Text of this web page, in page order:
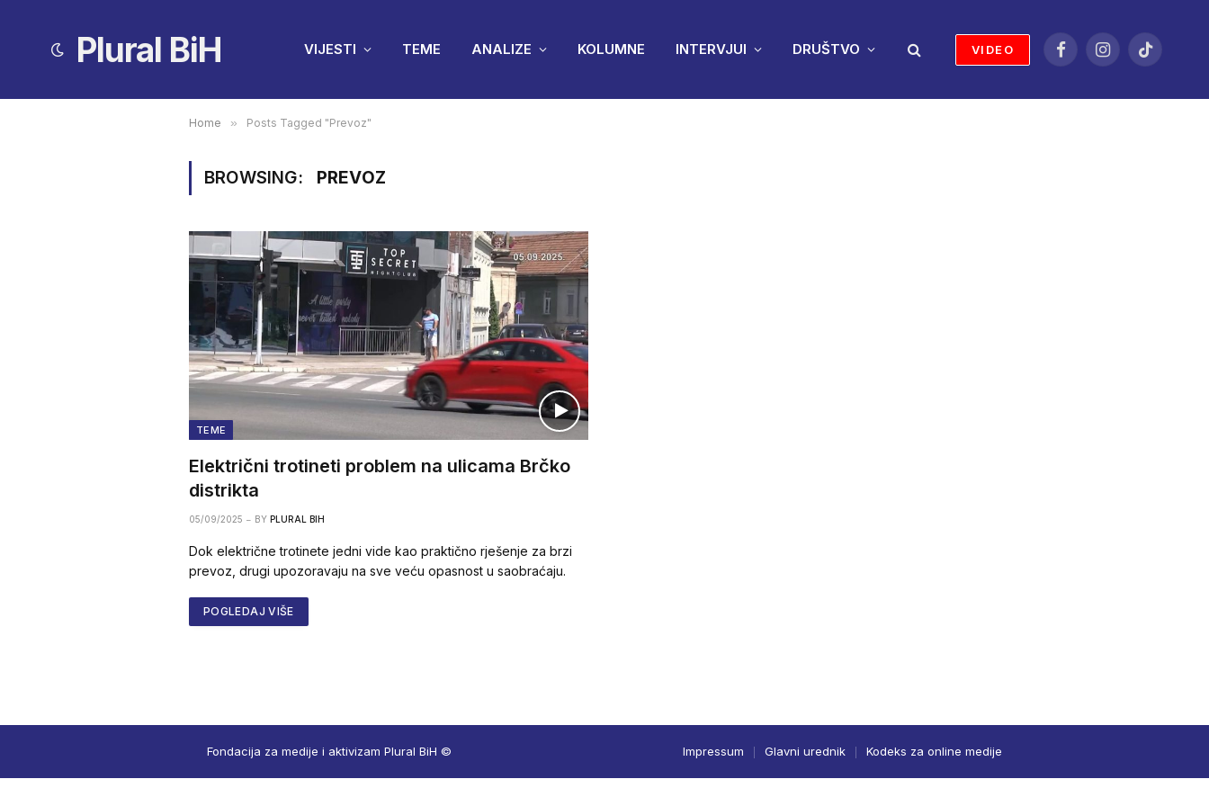
Plural BiH VIJESTI TEME ANALIZE KOLUMNE INTERVJUI DRUŠTVO VIDEO
FacebookInstagramTikTok
Home » Posts Tagged "Prevoz"
BROWSING: PREVOZ
TEME
Električni trotineti problem na ulicama Brčko
distrikta
05/09/2025 BY PLURAL BIH
Dok električne trotinete jedni vide kao praktično rješenje za brzi
prevoz, drugi upozoravaju na sve veću opasnost u saobraćaju.
POGLEDAJ VIŠE
Fondacija za medije i aktivizam Plural BiH © Impressum Glavni urednik Kodeks za online medije